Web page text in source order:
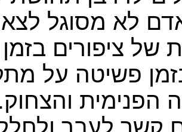
לא מסוגל
של ציפורים בזמן
פשיטה על
הפנימית והצחוק.